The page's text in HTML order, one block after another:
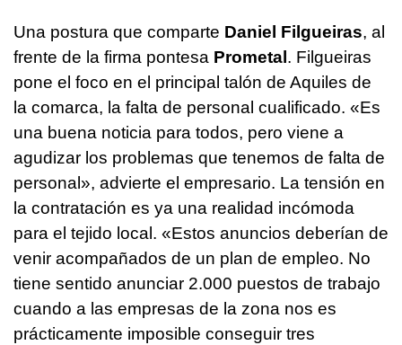
Una postura que comparte Daniel Filgueiras, al
frente de la firma pontesa Prometal . Filgueiras
pone el foco en el principal talón de Aquiles de
la comarca, la falta de personal cualificado. «Es
una buena noticia para todos, pero viene a
agudizar los problemas que tenemos de falta de
personal», advierte el empresario. La tensión en
la contratación es ya una realidad incómoda
para el tejido local. «Estos anuncios deberían de
venir acompañados de un plan de empleo. No
tiene sentido anunciar 2.000 puestos de trabajo
cuando a las empresas de la zona nos es
prácticamente imposible conseguir tres